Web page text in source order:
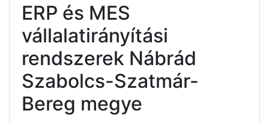
ERP és MES
vállalatirányítási
rendszerek Nábrád
Szabolcs-Szatmár-
Bereg megye